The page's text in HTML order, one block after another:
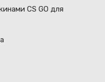
CS GO для